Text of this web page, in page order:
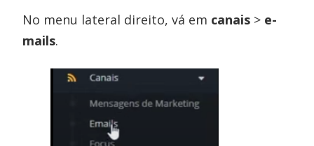
No menu lateral direito, vá em canais > e-
mails.